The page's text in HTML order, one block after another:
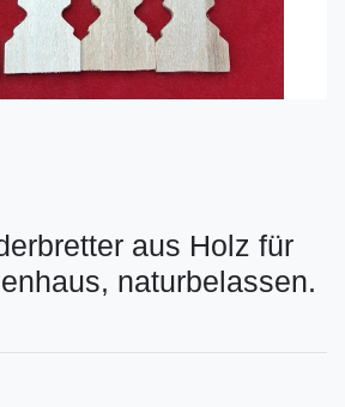
aus Holz für
naturbelassen.